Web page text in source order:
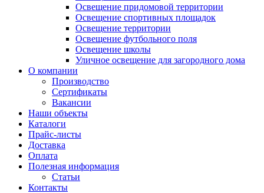
Освещение придомовой территории
Освещение спортивных площадок
Освещение территории
Освещение футбольного поля
Освещение школы
Уличное освещение для загородного дома
О компании
Производство
Сертификаты
Вакансии
Наши объекты
Каталоги
Прайс-листы
Доставка
Оплата
Полезная информация
Статьи
Контакты